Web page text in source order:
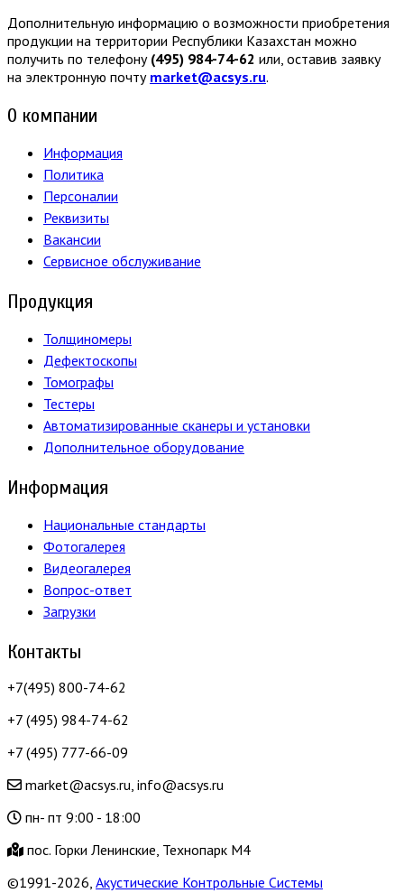
Дополнительную информацию о возможности приобретения
продукции на территории Республики Казахстан можно
получить по телефону (495) 984-74-62 или, оставив заявку
на электронную почту market@acsys.ru.
О компании
Информация
Политика
Персоналии
Реквизиты
Вакансии
Сервисное обслуживание
Продукция
Толщиномеры
Дефектоскопы
Томографы
Тестеры
Автоматизированные сканеры и установки
Дополнительное оборудование
Информация
Национальные стандарты
Фотогалерея
Видеогалерея
Вопрос-ответ
Загрузки
Контакты
+7(495) 800-74-62
+7 (495) 984-74-62
+7 (495) 777-66-09
market@acsys.ru, info@acsys.ru
пн- пт 9:00 - 18:00
пос. Горки Ленинские, Технопарк М4
©1991-2026, Акустические Контрольные Системы